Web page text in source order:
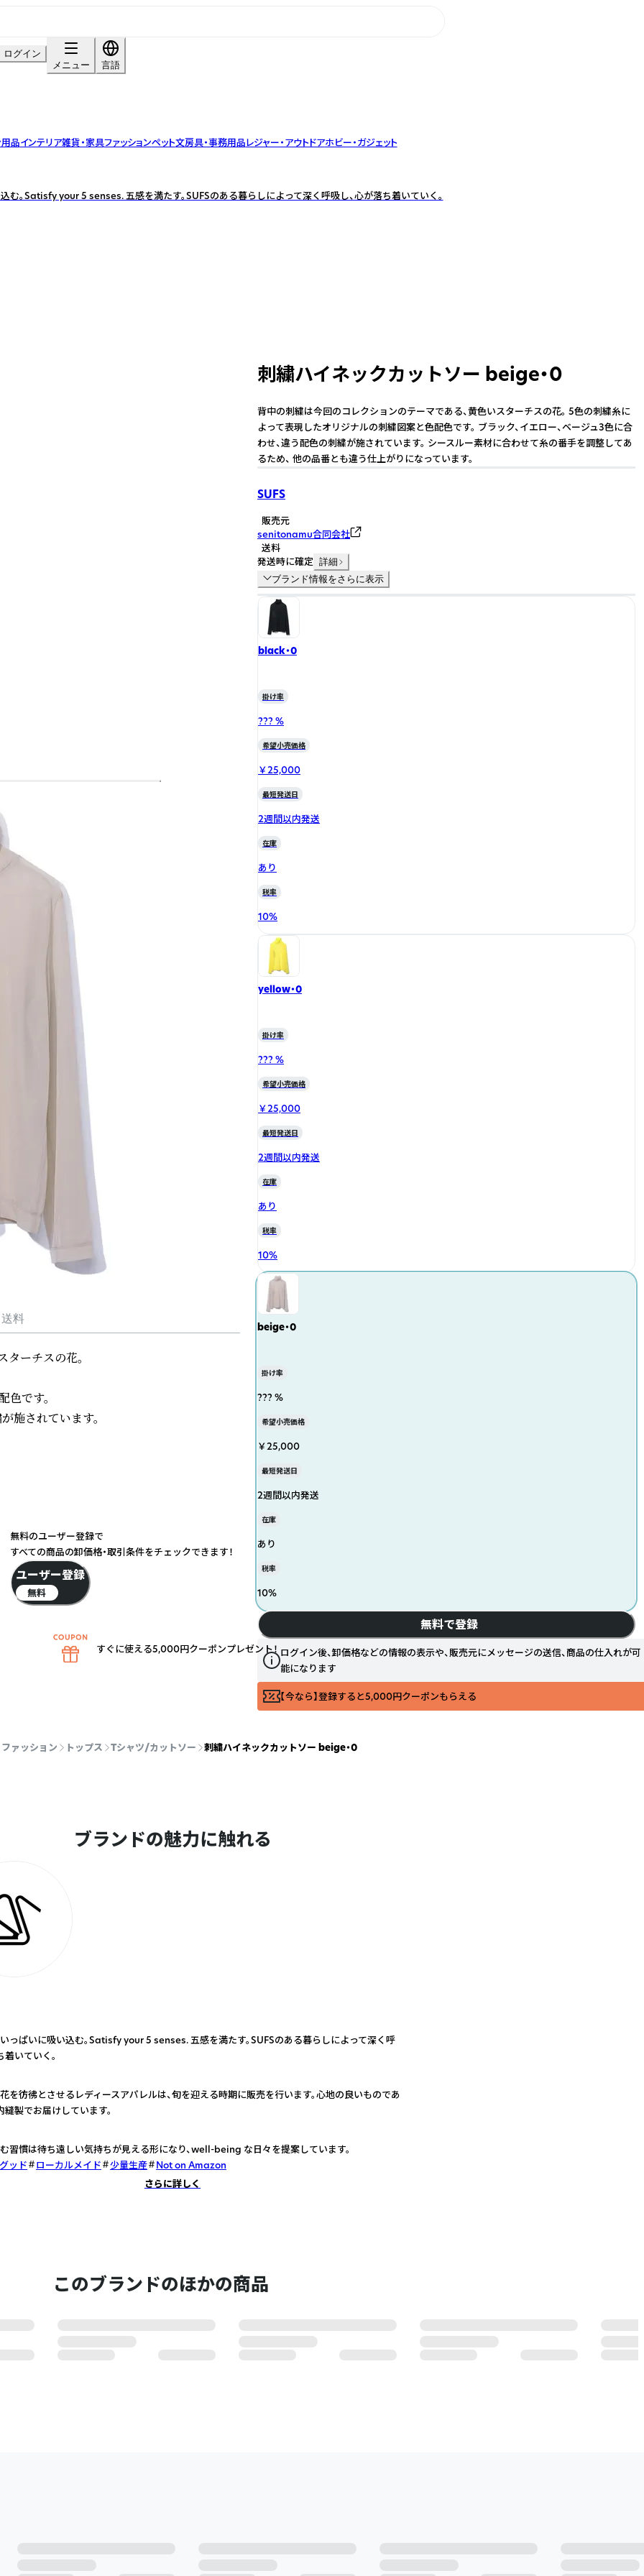
ログイン
メニュー
言語
品インテリア雑貨・家具ファッションペット文房具・事務用品レジャー・アウトドアホビー・ガジェット
む。Satisfy your 5 senses. 五感を満たす。SUFSのある暮らしによって深く呼吸し、心が落ち着いていく。
料
ーチスの花。
です。
施されています。
刺繍ハイネックカットソー beige・0
背中の刺繍は今回のコレクションのテーマである、黄色いスターチスの花。 5色の刺繍糸に
よって表現したオリジナルの刺繍図案と色配色です。 ブラック、イエロー、ベージュ3色に合
わせ、違う配色の刺繍が施されています。 シースルー素材に合わせて糸の番手を調整してあ
るため、 他の品番とも違う仕上がりになっています。
SUFS
販売元
senitonamu合同会社
送料
発送時に確定 詳細
ブランド情報をさらに表示
black・0
掛け率
??? %
希望小売価格
￥25,000
最短発送日
2週間以内発送
在庫
あり
税率
10%
yellow・0
掛け率
??? %
希望小売価格
￥25,000
最短発送日
2週間以内発送
在庫
あり
税率
10%
beige・0
掛け率
??? %
希望小売価格
￥25,000
最短発送日
2週間以内発送
在庫
あり
税率
10%
無料で登録
ログイン後、卸価格などの情報の表示や、販売元にメッセージの送信、商品の仕入れが可
能になります
【今なら】登録すると5,000円クーポンもらえる
ファッション トップス Tシャツ/カットソー 刺繍ハイネックカットソー beige・0
ブランドの魅力に触れる
っぱいに吸い込む。Satisfy your 5 senses. 五感を満たす。SUFSのある暮らしによって深く呼
着いていく。
を彷彿とさせるレディースアパレルは、旬を迎える時期に販売を行います。心地の良いものであ
縫製でお届けしています。
習慣は待ち遠しい気持ちが見える形になり、well-being な日々を提案しています。
ッド
ローカルメイド 少量生産
Not on Amazon
さらに詳しく
このブランドのほかの商品
無料のユーザー登録で
すべての商品の卸価格・取引条件をチェックできます！
ユーザー登録
無料
すぐに使える5,000円クーポンプレゼント！